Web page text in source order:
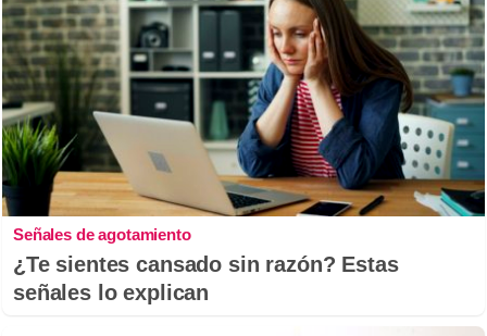
Señales de agotamiento
¿Te sientes cansado sin razón? Estas
señales lo explican